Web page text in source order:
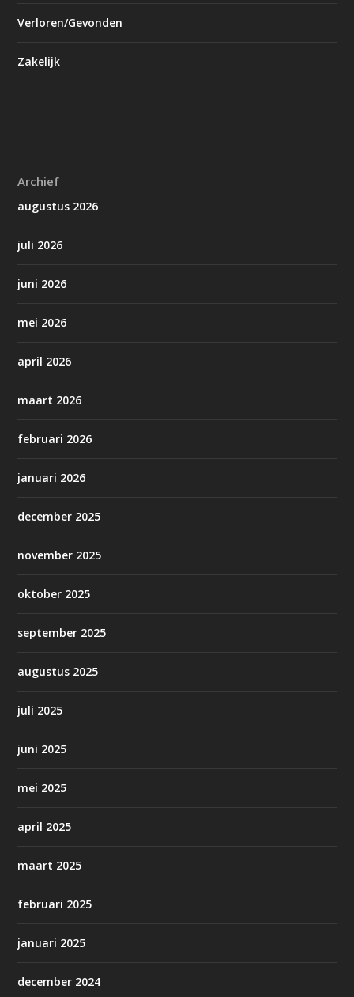
Verloren/Gevonden
Zakelijk
Archief
augustus 2026
juli 2026
juni 2026
mei 2026
april 2026
maart 2026
februari 2026
januari 2026
december 2025
november 2025
oktober 2025
september 2025
augustus 2025
juli 2025
juni 2025
mei 2025
april 2025
maart 2025
februari 2025
januari 2025
december 2024